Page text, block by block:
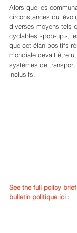
Alors que les
circonstances qui
diverses moyens tels
cyclables «pop-up»,
que cet élan positifs
mondiale devait être
systèmes de
inclusifs.
See the full policy
bulletin politique ici :